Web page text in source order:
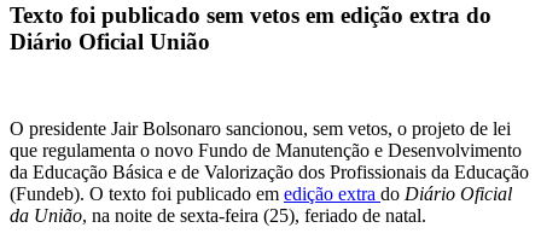
Texto foi publicado sem vetos em edição extra do
Diário Oficial União
O presidente Jair Bolsonaro sancionou, sem vetos, o projeto de lei
que regulamenta o novo Fundo de Manutenção e Desenvolvimento
da Educação Básica e de Valorização dos Profissionais da Educação
(Fundeb). O texto foi publicado em edição extra do Diário Oficial
da União, na noite de sexta-feira (25), feriado de natal.